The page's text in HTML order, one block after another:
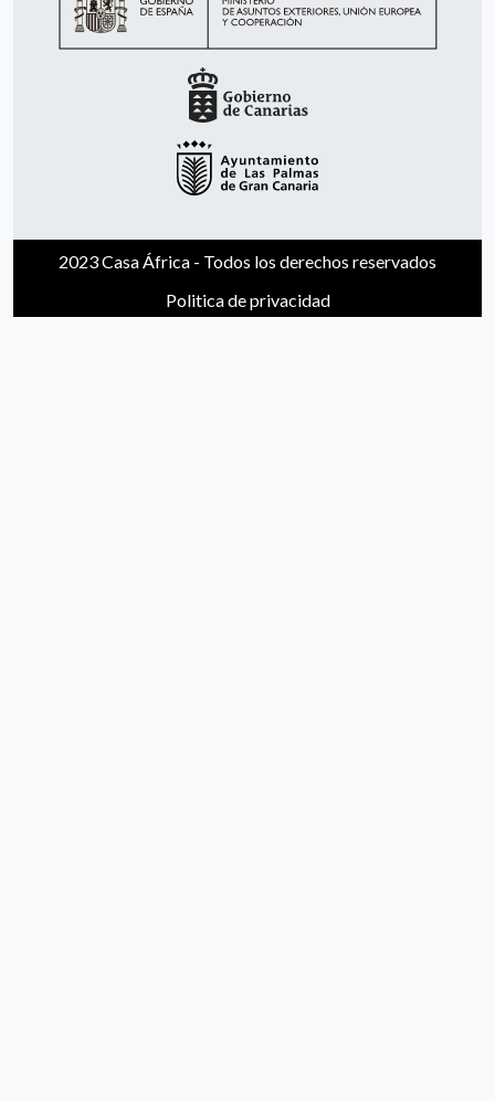
2023 Casa África - Todos los derechos reservados
Politica de privacidad